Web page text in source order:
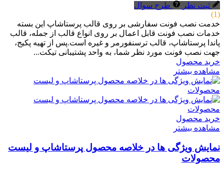
ثبت نظر
طرح سوال
(1)
خدمت نصب فونت سفارشی بر روی قالب پرستاشاپ این بسته
خدمات نصب فونت قابل اعمال بر روی انواع قالب از جمله، قالب
پاندا پرستاشاپ، قالب ترسنفورمر و غیره است.پس از تهیه پکیج،
جهت نصب فونت مورد نظر شما، به واحد پشتیبانی تیکت...
خرید محصول
مشاهده بیشتر
خرید محصول
مشاهده بیشتر
نمایش ویژگی ها در خلاصه محصول پرستاشاپ و لیست
محصولات